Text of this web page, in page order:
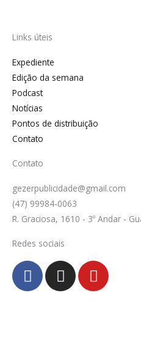
Links úteis
Expediente
Edição da semana
Podcast
Notícias
Pontos de distribuição
Contato
Contato
gezerpublicidade@gmail.com
(47) 99984-0063
R. Graciosa, 1610 - 3º Andar -
Redes sociais
F
a
c
I
n
s
Y
o
u